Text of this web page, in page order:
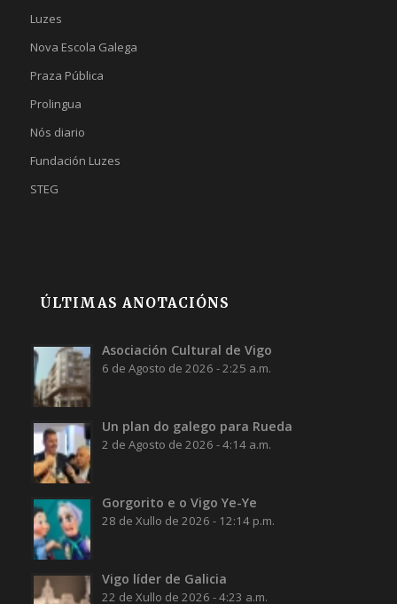
Luzes
Nova Escola Galega
Praza Pública
Prolingua
Nós diario
Fundación Luzes
STEG
ÚLTIMAS ANOTACIÓNS
Asociación Cultural de Vigo
6 de Agosto de 2026 - 2:25 a.m.
Un plan do galego para Rueda
2 de Agosto de 2026 - 4:14 a.m.
Gorgorito e o Vigo Ye-Ye
28 de Xullo de 2026 - 12:14 p.m.
Vigo líder de Galicia
22 de Xullo de 2026 - 4:23 a.m.